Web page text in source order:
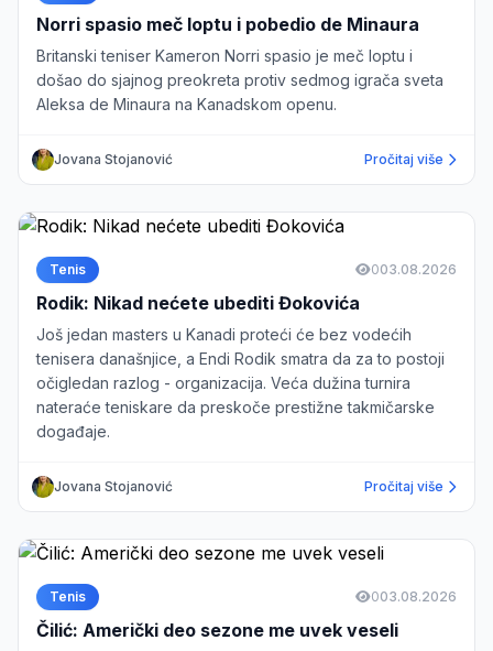
Norri spasio meč loptu i pobedio de Minaura
Britanski teniser Kameron Norri spasio je meč loptu i
došao do sjajnog preokreta protiv sedmog igrača sveta
Aleksa de Minaura na Kanadskom openu.
Jovana Stojanović Pročitaj više
Tenis 003.08.2026
Rodik: Nikad nećete ubediti Đokovića
Još jedan masters u Kanadi proteći će bez vodećih
tenisera današnjice, a Endi Rodik smatra da za to postoji
očigledan razlog - organizacija. Veća dužina turnira
nateraće teniskare da preskoče prestižne takmičarske
događaje.
Jovana Stojanović Pročitaj više
Tenis 003.08.2026
Čilić: Američki deo sezone me uvek veseli